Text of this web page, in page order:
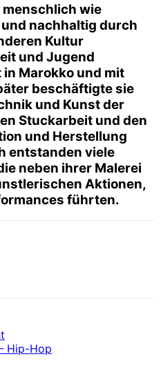
wie
nachhaltig durch
Kultur
und Jugend
Marokko und mit
beschäftigte sie
und Kunst der
Stuckarbeit und den
und Herstellung
entstanden viele
neben ihrer Malerei
Aktionen,
führten.
Hip-Hop